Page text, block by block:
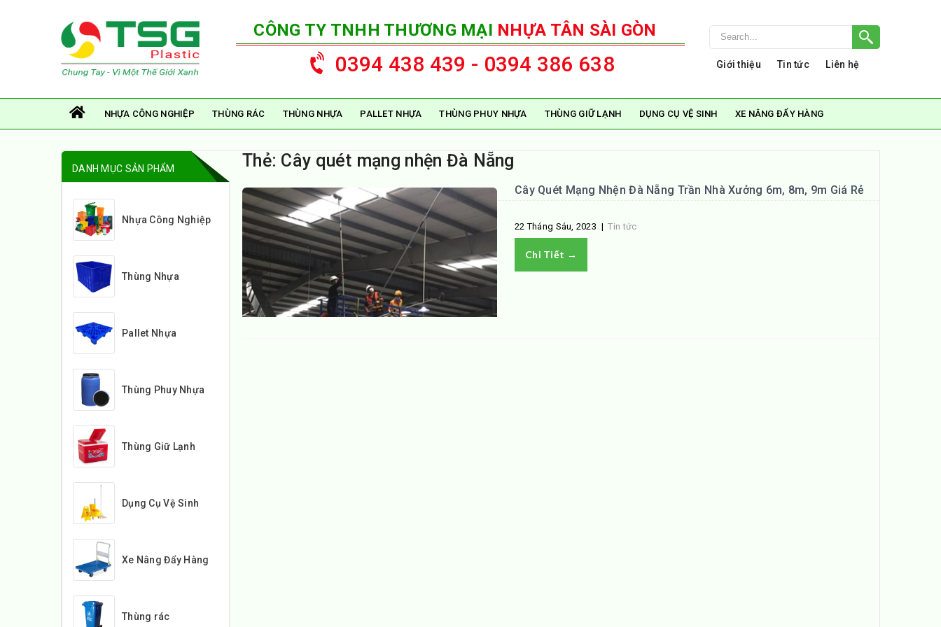
CÔNG TY TNHH THƯƠNG MẠI NHỰA TÂN SÀI GÒN
0394 438 439 - 0394 386 638 Giới thiệu Tin tức Liên hệ
NHỰA CÔNG NGHIỆP THÙNG RÁC THÙNG NHỰA PALLET NHỰA THÙNG PHUY NHỰA THÙNG GIỮ LẠNH DỤNG CỤ VỆ SINH XE NÂNG ĐẨY HÀNG
Thẻ: Cây quét mạng nhện Đà Nẵng
Cây Quét Mạng Nhện Đà Nẵng Trần Nhà Xưởng 6m, 8m, 9m Giá Rẻ
22 Tháng Sáu, 2023 |Tin tức
Chi Tiết →
DANH MỤC SẢN PHẨM
Nhựa Công Nghiệp
Thùng Nhựa
Pallet Nhựa
Thùng Phuy Nhựa
Thùng Giữ Lạnh
Dụng Cụ Vệ Sinh
Xe Nâng Đẩy Hàng
Thùng rác